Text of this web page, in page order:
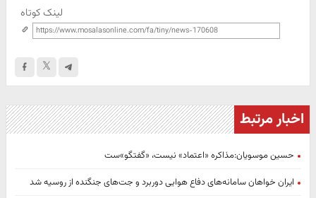
لینک کوتاه
اخبار مرتبط
حسین موسویان:مذاکره «اعتماد» نیست، «گفتگو»ست
ایران خواهان سامانه‌های دفاع هوایی دوربرد و جت‌های جنگنده از روسیه شد